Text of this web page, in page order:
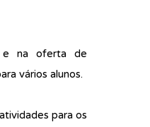
e na oferta de
vários alunos.
para os